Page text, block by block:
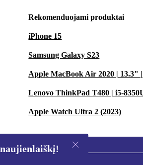
Rekomenduojami produktai
iPhone 15
Samsung Galaxy S23
Apple MacBook Air 2020 | 13.3"
Lenovo ThinkPad T480 | i5-
Apple Watch Ultra 2 (2023)